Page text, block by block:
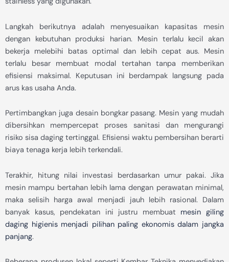
Langkah berikutnya adalah menyesuaikan kapasitas mesin
dengan kebutuhan produksi harian. Mesin terlalu kecil akan
bekerja melebihi batas optimal dan lebih cepat aus. Mesin
terlalu besar membuat modal tertahan tanpa memberikan
efisiensi maksimal. Keputusan ini berdampak langsung pada
arus kas usaha Anda.
Pertimbangkan juga desain bongkar pasang. Mesin yang mudah
dibersihkan mempercepat proses sanitasi dan mengurangi
risiko sisa daging tertinggal. Efisiensi waktu pembersihan berarti
biaya tenaga kerja lebih terkendali.
Terakhir, hitung nilai investasi berdasarkan umur pakai. Jika
mesin mampu bertahan lebih lama dengan perawatan minimal,
maka selisih harga awal menjadi jauh lebih rasional. Dalam
banyak kasus, pendekatan ini justru membuat mesin giling
daging higienis menjadi pilihan paling ekonomis dalam jangka
panjang.